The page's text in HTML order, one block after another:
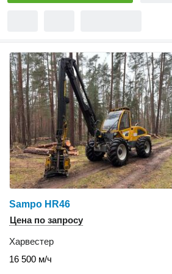
Sampo HR46
Цена по запросу
Харвестер
16 500 м/ч